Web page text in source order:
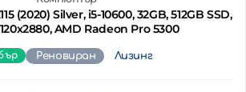
(2020) Silver, i5-10600, 32GB, 512GB SSD,
AMD Radeon Pro 5300
Реновиран Лизинг